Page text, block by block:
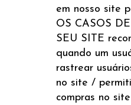
em nosso site
OS CASOS
SEU SITE
quando um
rastrear
no site /
compras no